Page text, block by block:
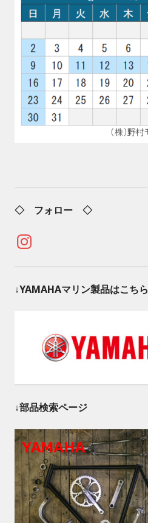
◇ フォロー ◇
Instagram
↓YAMAHAマリン製品はこちら
↓部品検索ページ